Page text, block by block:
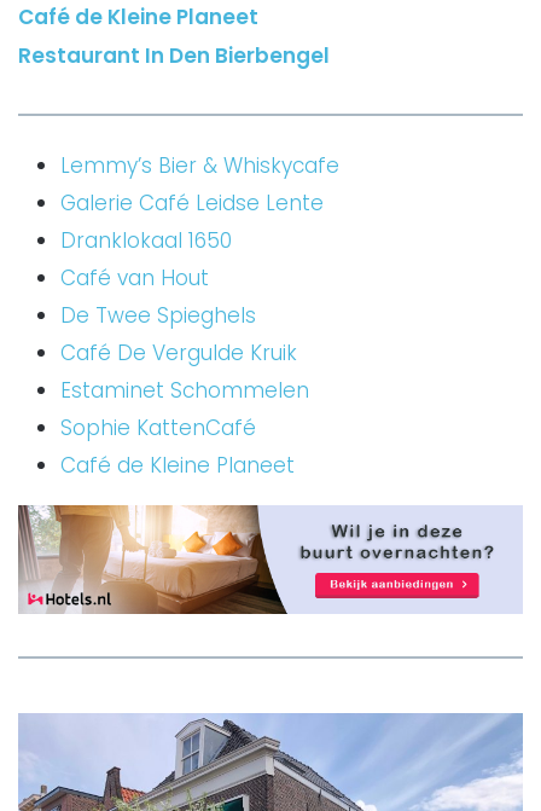
Café de Kleine Planeet
Restaurant In Den Bierbengel
Lemmy’s Bier & Whiskycafe
Galerie Café Leidse Lente
Dranklokaal 1650
Café van Hout
De Twee Spieghels
Café De Vergulde Kruik
Estaminet Schommelen
Sophie KattenCafé
Café de Kleine Planeet